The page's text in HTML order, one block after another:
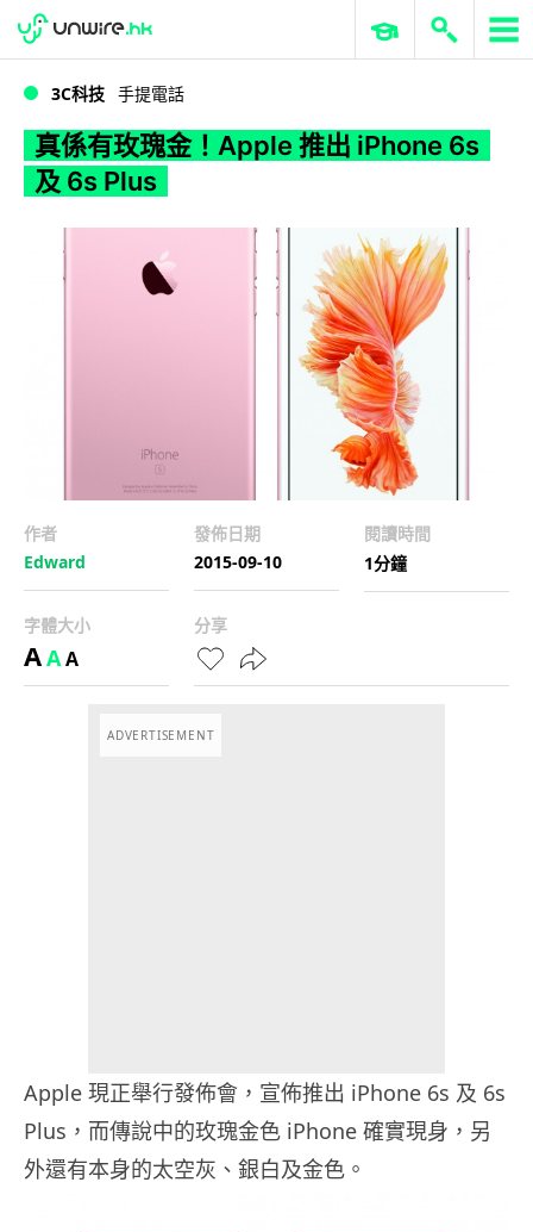
WWDC 2026 ERP 與商業 AI
3C科技 手提電話
真係有玫瑰金！Apple 推出 iPhone 6s
及 6s Plus
作者
Edward
發佈日期
2015-09-10
閱讀時間
1分鐘
字體大小
AAA
分享
ADVERTISEMENT
Apple 現正舉行發佈會，宣佈推出 iPhone 6s 及 6s
Plus，而傳說中的玫瑰金色 iPhone 確實現身，另
外還有本身的太空灰、銀白及金色。